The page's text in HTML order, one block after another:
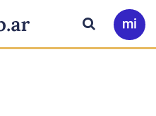
Ir
a
Buscar